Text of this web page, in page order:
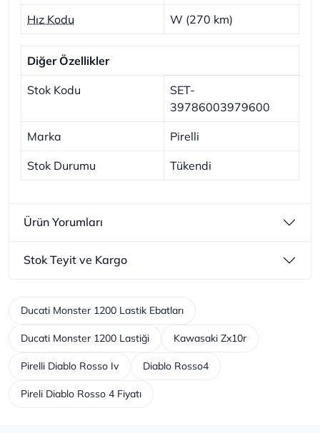
Hız Kodu W (270 km)
Diğer Özellikler
Stok Kodu
SET-
39786003979600
Marka Pirelli
Stok Durumu Tükendi
Ürün Yorumları
Stok Teyit ve Kargo
Ducati Monster 1200 Lastik Ebatları
Ducati Monster 1200 Lastiği Kawasaki Zx10r
Pirelli Diablo Rosso Iv Diablo Rosso4
Pireli Diablo Rosso 4 Fiyatı